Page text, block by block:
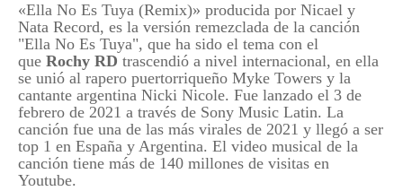
«Ella No Es Tuya (Remix)» producida por Nicael y
Nata Record, es la versión remezclada de la canción
"Ella No Es Tuya", que ha sido el tema con el
que Rochy RD trascendió a nivel internacional, en ella
se unió al rapero puertorriqueño Myke Towers y la
cantante argentina Nicki Nicole. Fue lanzado el 3 de
febrero de 2021 a través de Sony Music Latin. La
canción fue una de las más virales de 2021 y llegó a ser
top 1 en España y Argentina. El video musical de la
canción tiene más de 140 millones de visitas en
Youtube.